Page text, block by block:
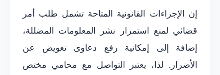
إن الإجراءات القانونية المتاحة تشمل طلب أمر
قضائي لمنع استمرار نشر المعلومات المضللة،
إضافة إلى إمكانية رفع دعاوى تعويض عن
الأضرار. لذا، يعتبر التواصل مع محامي مختص